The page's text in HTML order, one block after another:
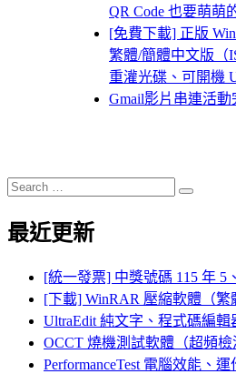
QR Code 也要萌萌
[免費下載] 正版
繁體/簡體中文版（
重灌光碟、可開機
Gmail影片串連活動
Search
for:
Search
最近更新
[統一發票] 中獎號碼 115 年 5
[下載] WinRAR 壓縮軟體（繁
UltraEdit 純文字、程式碼編輯
OCCT 燒機測試軟體（超頻檢
PerformanceTest 電腦效能、